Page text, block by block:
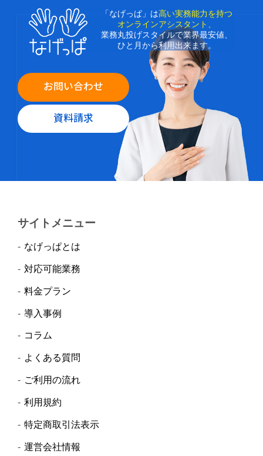
「なげっぱ」は高い実務能力を持つ
オンラインアシスタント、
業務丸投げスタイルで業界最安値、
ひと月から利用出来ます。
お問い合わせ
資料請求
サイトメニュー
なげっぱとは
対応可能業務
料金プラン
導入事例
コラム
よくある質問
ご利用の流れ
利用規約
特定商取引法表示
運営会社情報